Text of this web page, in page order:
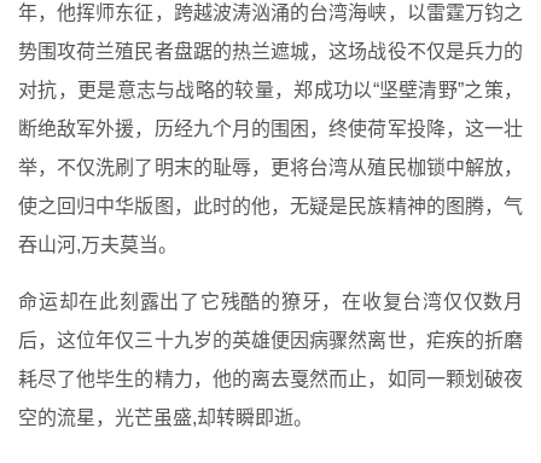
年，他挥师东征，跨越波涛汹涌的台湾海峡，以雷霆万钧之
势围攻荷兰殖民者盘踞的热兰遮城，这场战役不仅是兵力的
对抗，更是意志与战略的较量，郑成功以“坚壁清野”之策，
断绝敌军外援，历经九个月的围困，终使荷军投降，这一壮
举，不仅洗刷了明末的耻辱，更将台湾从殖民枷锁中解放，
使之回归中华版图，此时的他，无疑是民族精神的图腾，气
吞山河,万夫莫当。
命运却在此刻露出了它残酷的獠牙，在收复台湾仅仅数月
后，这位年仅三十九岁的英雄便因病骤然离世，疟疾的折磨
耗尽了他毕生的精力，他的离去戛然而止，如同一颗划破夜
空的流星，光芒虽盛,却转瞬即逝。